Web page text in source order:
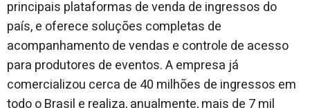
principais plataformas de venda de ingressos do
país, e oferece soluções completas de
acompanhamento de vendas e controle de acesso
para produtores de eventos. A empresa já
comercializou cerca de 40 milhões de ingressos em
todo o Brasil e realiza, anualmente, mais de 7 mil